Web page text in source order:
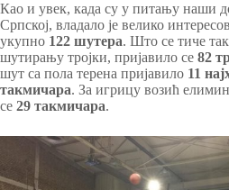
Као и увек, када су у питању наши
Српској, владало је велико
укупно 122 шутера. Што се тиче
шутирању тројки, пријавило се 82
шут са пола терена пријавило 11
такмичара. За игрицу возић
се 29 такмичара.